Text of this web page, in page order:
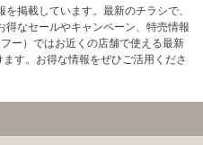
掲載しています。最新のチラシで、
なセールやキャンペーン、特売情報
ー）ではお近くの店舗で使える最新
す。お得な情報をぜひご活用くださ